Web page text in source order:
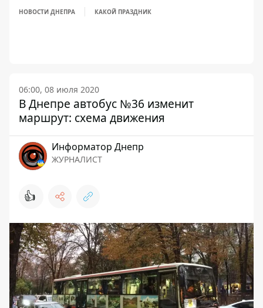
НОВОСТИ ДНЕПРА КАКОЙ ПРАЗДНИК
06:00, 08 июля 2020
В Днепре автобус №36 изменит
маршрут: схема движения
Информатор Днепр
ЖУРНАЛИСТ
👍